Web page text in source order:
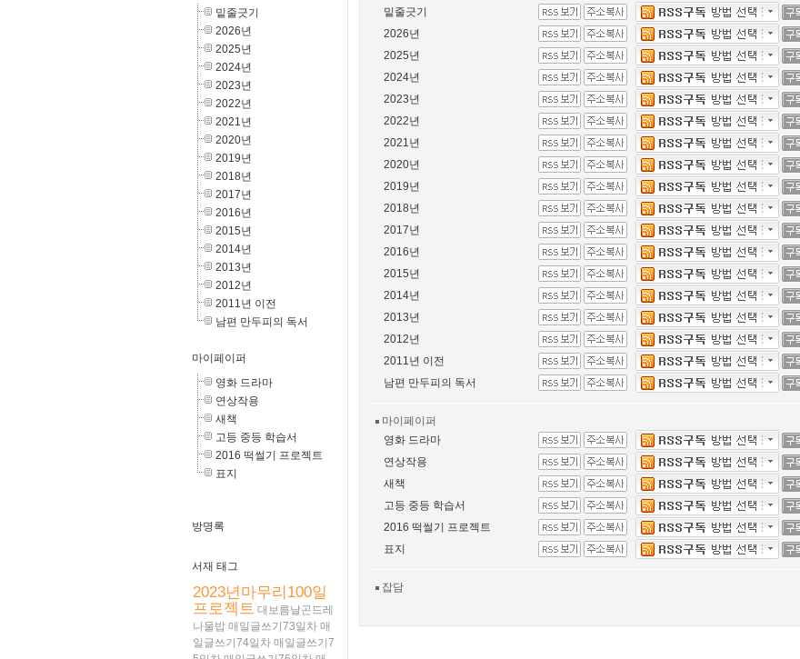
밑줄긋기
2026년
2025년
2024년
2023년
2022년
2021년
2020년
2019년
2018년
2017년
2016년
2015년
2014년
2013년
2012년
2011년 이전
남편 만두피의 독서
마이페이퍼
영화 드라마
연상작용
새책
고등 중등 학습서
2016 떡썰기 프로젝트
표지
방명록
서재 태그
2023년마무리100일
프로젝트 대보름날곤드레
나물밥 매일글쓰기73일차 매
일글쓰기74일차 매일글쓰기7
밑줄긋기
2026년
2025년
2024년
2023년
2022년
2021년
2020년
2019년
2018년
2017년
2016년
2015년
2014년
2013년
2012년
2011년 이전
남편 만두피의 독서
마이페이퍼
영화 드라마
연상작용
새책
고등 중등 학습서
2016 떡썰기 프로젝트
표지
잡담